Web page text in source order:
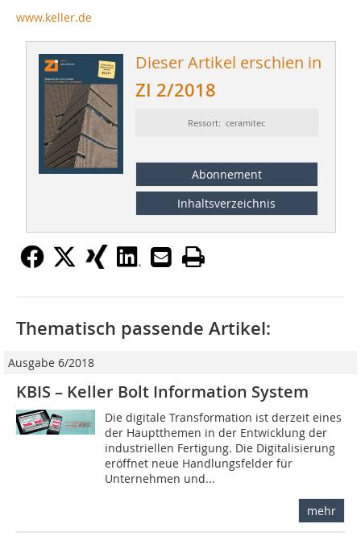
www.keller.de
Dieser Artikel erschien in
ZI 2/2018
Ressort: ceramitec
Abonnement
Inhaltsverzeichnis
Thematisch passende Artikel:
Ausgabe 6/2018
KBIS – Keller Bolt Information System
Die digitale Transformation ist derzeit eines
der Hauptthemen in der Entwicklung der
industriellen Fertigung. Die Digitalisierung
eröffnet neue Handlungsfelder für
Unternehmen und...
mehr